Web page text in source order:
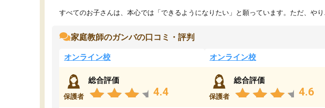
すべてのお子さんは、本心では「できるようになりたい」と願っています。ただ、やり...
家庭教師のガンバの口コミ・評判
オンライン校
保護者
総合評価
4.4
オンライン校
保護者
総合評価
4.6